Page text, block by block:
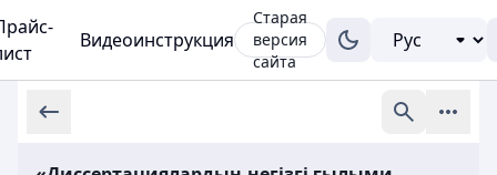
Видеоинструкция
Старая
версия
сайта